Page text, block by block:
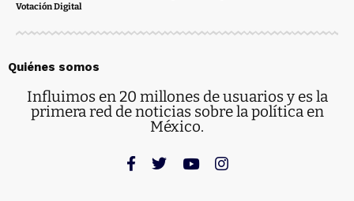
Votación Digital
Quiénes somos
Influimos en 20 millones de usuarios y es la
primera red de noticias sobre la política en
México.